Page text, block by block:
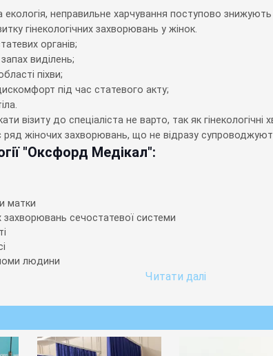
екологія, неправильне харчування поступово
гінекологічних захворювань у жінок.
органів;
виділень;
піхви;
під час статевого акту;
візиту до спеціаліста не варто, так як
ряд жіночих захворювань, що не відразу
"Оксфорд Медікал":
матки
захворювань сечостатевої системи
людини
вагінозу
матки
Читати далi